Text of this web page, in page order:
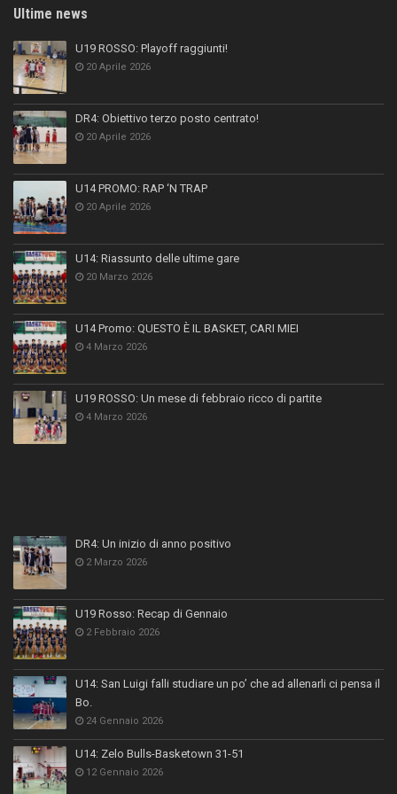
Ultime news
U19 ROSSO: Playoff raggiunti!
20 Aprile 2026
DR4: Obiettivo terzo posto centrato!
20 Aprile 2026
U14 PROMO: RAP ‘N TRAP
20 Aprile 2026
U14: Riassunto delle ultime gare
20 Marzo 2026
U14 Promo: QUESTO È IL BASKET, CARI MIEI
4 Marzo 2026
U19 ROSSO: Un mese di febbraio ricco di partite
4 Marzo 2026
DR4: Un inizio di anno positivo
2 Marzo 2026
U19 Rosso: Recap di Gennaio
2 Febbraio 2026
U14: San Luigi falli studiare un po’ che ad allenarli ci pensa il
Bo.
24 Gennaio 2026
U14: Zelo Bulls-Basketown 31-51
12 Gennaio 2026